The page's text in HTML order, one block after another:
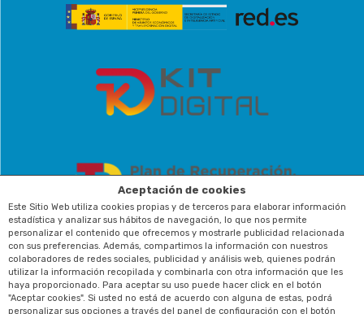
Aceptación de cookies
Este Sitio Web utiliza cookies propias y de terceros para elaborar información
estadística y analizar sus hábitos de navegación, lo que nos permite
personalizar el contenido que ofrecemos y mostrarle publicidad relacionada
con sus preferencias. Además, compartimos la información con nuestros
colaboradores de redes sociales, publicidad y análisis web, quienes podrán
utilizar la información recopilada y combinarla con otra información que les
haya proporcionado. Para aceptar su uso puede hacer click en el botón
"Aceptar cookies". Si usted no está de acuerdo con alguna de estas, podrá
personalizar sus opciones a través del panel de configuración con el botón